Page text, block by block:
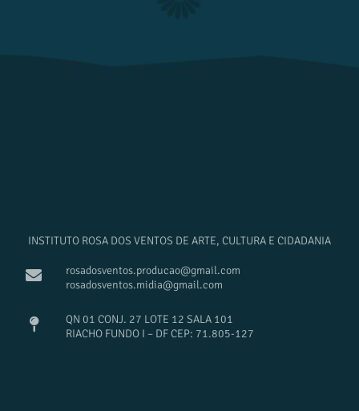
INSTITUTO ROSA DOS VENTOS DE ARTE, CULTURA E CIDADANIA
rosadosventos.producao@gmail.com
rosadosventos.midia@gmail.com
QN 01 CONJ. 27 LOTE 12 SALA 101
RIACHO FUNDO I – DF CEP: 71.805-127